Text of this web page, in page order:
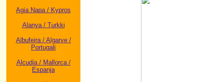
Agia Napa / Kypros
Alanya / Turkki
Albufeira / Algarve /
Portugali
Alcudia / Mallorca /
Espanja